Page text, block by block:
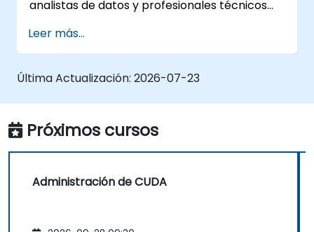
analistas de datos y profesionales técnicos
para construir, entrenar e implementar
modelos de aprendizaje profundo para visión
por computador, procesamiento del lenguaje
Leer más...
Última Actualización: 2026-07-23
Próximos cursos
Administración de CUDA